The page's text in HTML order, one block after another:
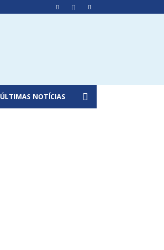
ÚLTIMAS NOTÍCIAS